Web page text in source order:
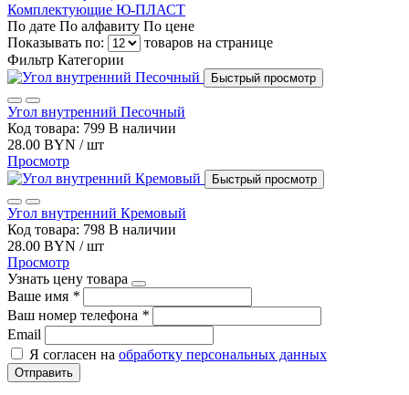
Комплектующие Ю-ПЛАСТ
По дате По алфавиту По цене
Показывать по:
товаров на странице
Фильтр Категории
Быстрый просмотр
Угол внутренний Песочный
Код товара: 799 В наличии
28.00 BYN / шт
Просмотр
Быстрый просмотр
Угол внутренний Кремовый
Код товара: 798 В наличии
28.00 BYN / шт
Просмотр
Узнать цену товара
Ваше имя *
Ваш номер телефона *
Email
Я согласен на обработку персональных данных
Отправить